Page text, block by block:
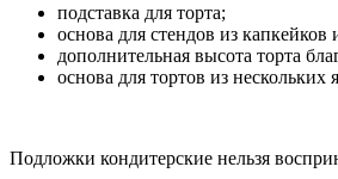
подставка для торта;
основа для стендов из
дополнительная высота торта
основа для тортов из
Подложки кондитерские нельзя